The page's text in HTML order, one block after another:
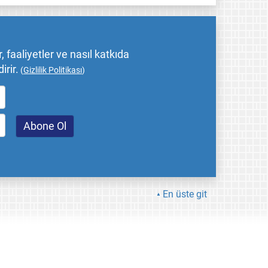
faaliyetler ve nasıl katkıda
(Gizlilik Politikası)
En üste git